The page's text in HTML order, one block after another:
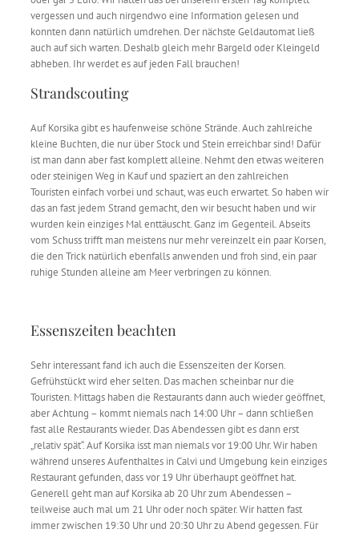
vergessen und auch nirgendwo eine Information gelesen und
konnten dann natürlich umdrehen. Der nächste Geldautomat ließ
auch auf sich warten. Deshalb gleich mehr Bargeld oder Kleingeld
abheben. Ihr werdet es auf jeden Fall brauchen!
Strandscouting
Auf Korsika gibt es haufenweise schöne Strände. Auch zahlreiche
kleine Buchten, die nur über Stock und Stein erreichbar sind! Dafür
ist man dann aber fast komplett alleine. Nehmt den etwas weiteren
oder steinigen Weg in Kauf und spaziert an den zahlreichen
Touristen einfach vorbei und schaut, was euch erwartet. So haben wir
das an fast jedem Strand gemacht, den wir besucht haben und wir
wurden kein einziges Mal enttäuscht. Ganz im Gegenteil. Abseits
vom Schuss trifft man meistens nur mehr vereinzelt ein paar Korsen,
die den Trick natürlich ebenfalls anwenden und froh sind, ein paar
ruhige Stunden alleine am Meer verbringen zu können.
Essenszeiten beachten
Sehr interessant fand ich auch die Essenszeiten der Korsen.
Gefrühstückt wird eher selten. Das machen scheinbar nur die
Touristen. Mittags haben die Restaurants dann auch wieder geöffnet,
aber Achtung – kommt niemals nach 14:00 Uhr – dann schließen
fast alle Restaurants wieder. Das Abendessen gibt es dann erst
„relativ spät“. Auf Korsika isst man niemals vor 19:00 Uhr. Wir haben
während unseres Aufenthaltes in Calvi und Umgebung kein einziges
Restaurant gefunden, dass vor 19 Uhr überhaupt geöffnet hat.
Generell geht man auf Korsika ab 20 Uhr zum Abendessen –
teilweise auch mal um 21 Uhr oder noch später. Wir hatten fast
immer zwischen 19:30 Uhr und 20:30 Uhr zu Abend gegessen. Für